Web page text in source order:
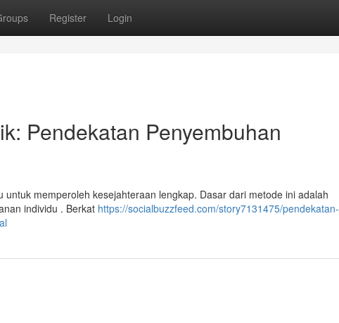
Register Login
Pendekatan Penyembuhan
memperoleh kesejahteraan lengkap. Dasar dari metode ini adalah
individu . Berkat https://socialbuzzfeed.com/story7131475/pendekatan-